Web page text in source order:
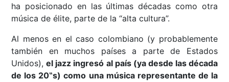
ha posicionado en las últimas décadas como otra
música de élite, parte de la “alta cultura”.
Al menos en el caso colombiano (y probablemente
también en muchos países a parte de Estados
Unidos),el jazz ingresó al país (ya desde las década
de los 20‟s) como una música representante de la